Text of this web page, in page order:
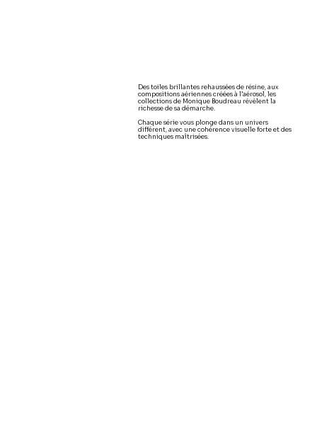
Des toiles brillantes rehaussées de résine, aux
compositions aériennes créées à l’aérosol, les
collections de Monique Boudreau révèlent la
richesse de sa démarche.
Chaque série vous plonge dans un univers
différent, avec une cohérence visuelle forte et des
techniques maîtrisées.